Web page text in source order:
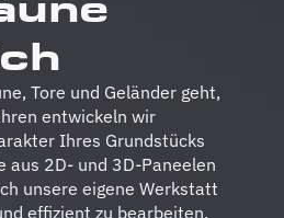
Tore und Geländer geht,
entwickeln wir
Ihres Grundstücks
aus 2D- und 3D-Paneelen
unsere eigene Werkstatt
effizient zu bearbeiten.